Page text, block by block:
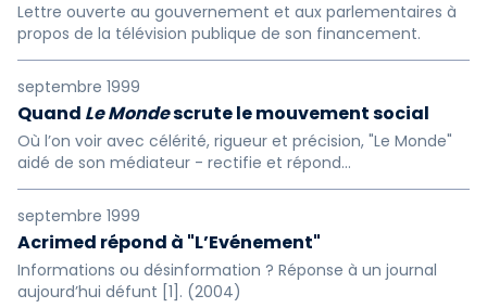
Lettre ouverte au gouvernement et aux parlementaires à
propos de la télévision publique de son financement.
septembre 1999
Quand Le Mondescrute le mouvement social
Où l’on voir avec célérité, rigueur et précision, "Le Monde"
aidé de son médiateur - rectifie et répond...
septembre 1999
Acrimed répond à "L’Evénement"
Informations ou désinformation ? Réponse à un journal
aujourd’hui défunt [1]. (2004)